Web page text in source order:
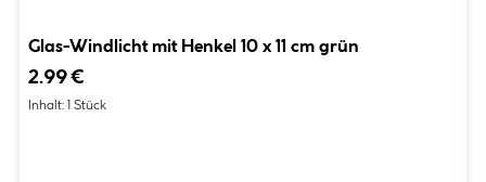
Glas-Windlicht mit Henkel 10 x 11 cm grün
2.99 €
Inhalt: 1 Stück